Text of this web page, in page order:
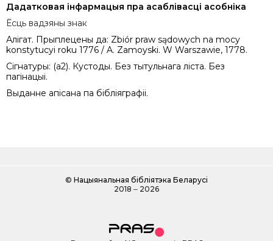
Дадатковая інфармацыя пра асаблівасці асобніка
Ёсць вадзяны знак
Алігат. Прыплецены да: Zbiór praw sądowych na mocy
konstytucyi roku 1776 / A. Zamoyski. W Warszawie, 1778.
Сігнатуры: (a2). Кустоды. Без тытульнага ліста. Без
пагінацыі.
Выданне апісана па бібліяграфіі.
© Нацыянальная бібліятэка Беларусі
2018 ‒ 2026